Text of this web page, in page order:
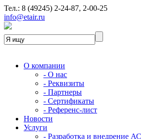
Тел.: 8 (49245) 2-24-87, 2-00-25
info@etair.ru
О компании
- О нас
- Реквизиты
- Партнеры
- Сертификаты
- Референс-лист
Новости
Услуги
- Разработка и внедрение